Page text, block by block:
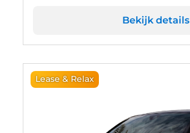
Bekijk details
Lease & Relax